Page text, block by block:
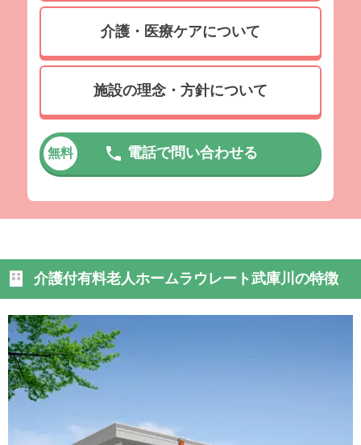
介護・医療ケアについて
施設の理念・方針について
無料 電話で問い合わせる
介護付有料老人ホームラウレート武庫川の特徴